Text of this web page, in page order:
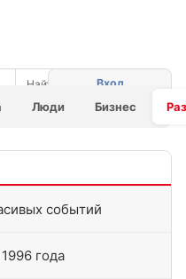
Люди Бизнес
Вход
событий
года